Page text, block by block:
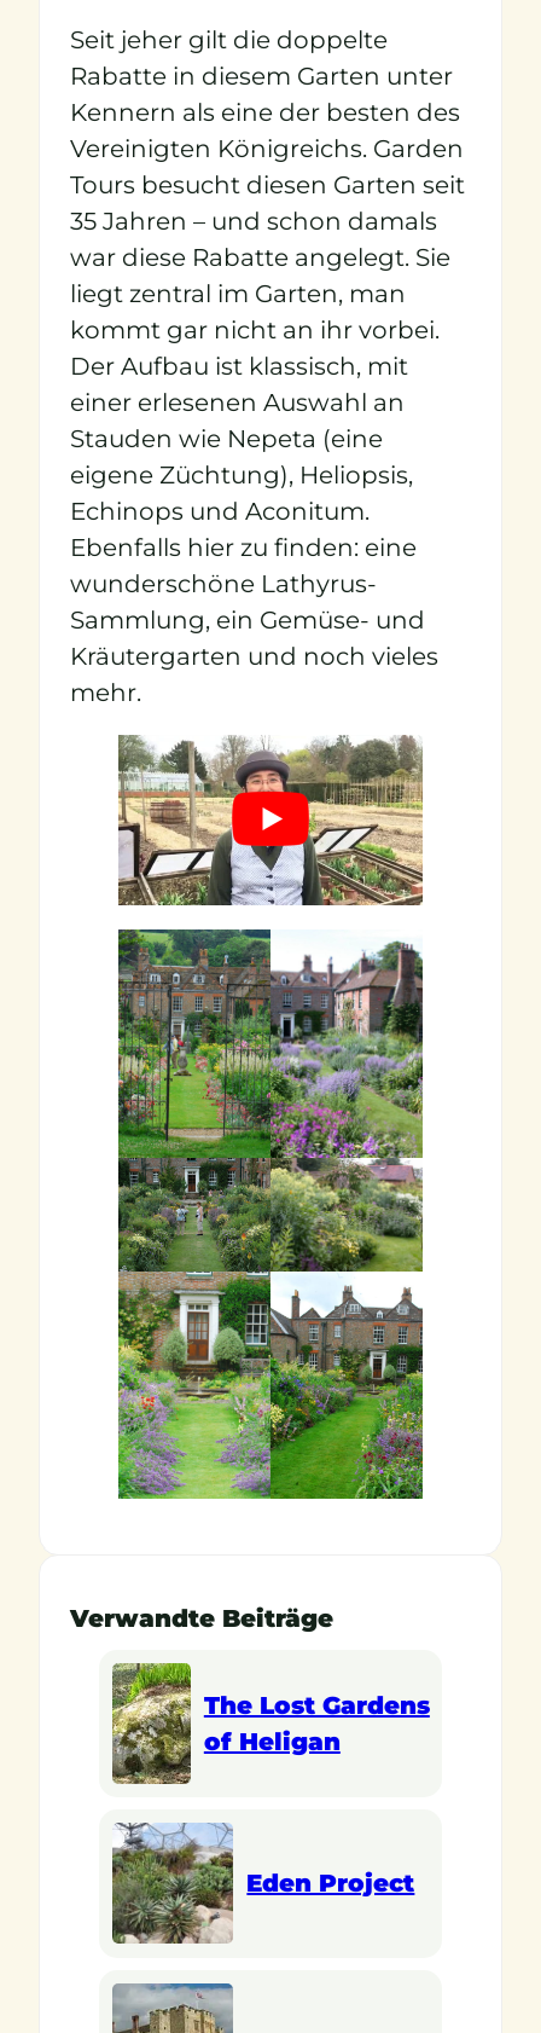
Seit jeher gilt die doppelte
Rabatte in diesem Garten unter
Kennern als eine der besten des
Vereinigten Königreichs. Garden
Tours besucht diesen Garten seit
35 Jahren – und schon damals
war diese Rabatte angelegt. Sie
liegt zentral im Garten, man
kommt gar nicht an ihr vorbei.
Der Aufbau ist klassisch, mit
einer erlesenen Auswahl an
Stauden wie Nepeta (eine
eigene Züchtung), Heliopsis,
Echinops und Aconitum.
Ebenfalls hier zu finden: eine
wunderschöne Lathyrus-
Sammlung, ein Gemüse- und
Kräutergarten und noch vieles
mehr.
Verwandte Beiträge
The Lost Gardens
of Heligan
Eden Project